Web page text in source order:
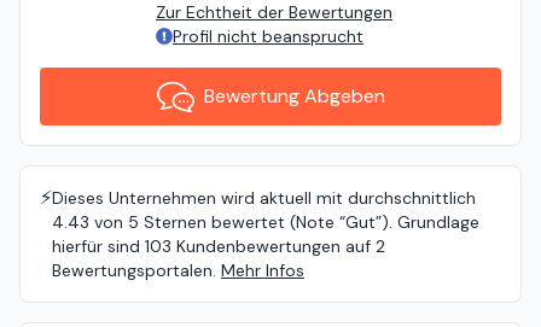
Zur Echtheit der Bewertungen
Profil nicht beansprucht
Bewertung Abgeben
⚡️Dieses Unternehmen wird aktuell mit durchschnittlich
4.43 von 5 Sternen bewertet (Note “Gut”). Grundlage
hierfür sind 103 Kundenbewertungen auf 2
Bewertungsportalen. Mehr Infos